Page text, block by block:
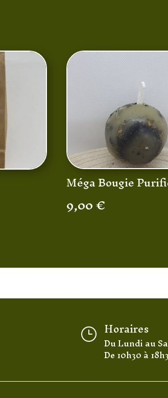
Méga Bougie
9,00€
} Horaires
Du Lundi au
De 10h30 à